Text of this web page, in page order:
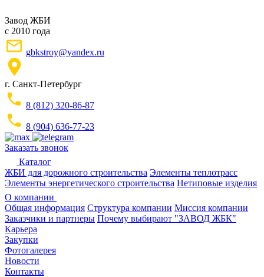
Завод ЖБИ
с 2010 года
gbkstroy@yandex.ru
г. Санкт-Петербург
8 (812) 320-86-87
8 (904) 636-77-23
Заказать звонок
Каталог
ЖБИ для дорожного строительства Элементы теплотрасс
Элементы энергетического строительства Нетиповые изделия
О компании
Общая информация Структура компании Миссия компании
Заказчики и партнеры Почему выбирают "ЗАВОД ЖБК"
Карьера
Закупки
Фотогалерея
Новости
Контакты